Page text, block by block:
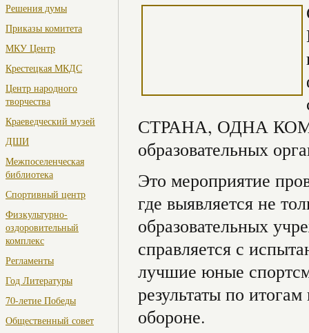
Решения думы
Приказы комитета
МКУ Центр
Крестецкая МКДС
Центр народного
творчества
Краеведческий музей
ДШИ
Межпоселенческая
библиотека
Спортивный центр
Физкультурно-
оздоровительный
комплекс
Регламенты
Год Литературы
70-летие Победы
Общественный совет
СТРАНА, ОДНА
образовательных
Это мероприятие
где выявляется не
образовательных
справляется с
лучшие юные
результаты по
обороне.